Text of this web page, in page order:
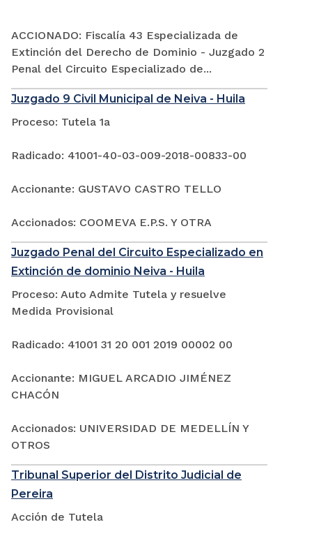
ACCIONADO: Fiscalía 43 Especializada de
Extinción del Derecho de Dominio - Juzgado 2
Penal del Circuito Especializado de...
Juzgado 9 Civil Municipal de Neiva - Huila
Proceso: Tutela 1a
Radicado: 41001-40-03-009-2018-00833-00
Accionante: GUSTAVO CASTRO TELLO
Accionados: COOMEVA E.P.S. Y OTRA
Juzgado Penal del Circuito Especializado en
Extinción de dominio Neiva - Huila
Proceso: Auto Admite Tutela y resuelve
Medida Provisional
Radicado: 41001 31 20 001 2019 00002 00
Accionante: MIGUEL ARCADIO JIMÉNEZ
CHACÓN
Accionados: UNIVERSIDAD DE MEDELLÍN Y
OTROS
Tribunal Superior del Distrito Judicial de
Pereira
Acción de Tutela